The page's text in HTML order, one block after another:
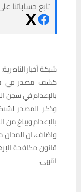
تابع
شبكة أخبار الناصرية:
كشف مصدر في
بالإعدام في سجن
وذكر المصدر
بالإعدام ويبلغ من العمر
واضاف، ان المدان
قانون مكافحة
انتهى.‏